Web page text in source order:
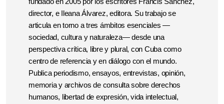
director, e Ileana Álvarez, editora. Su trabajo se
articula en torno a tres ámbitos esenciales —
sociedad, cultura y naturaleza— desde una
perspectiva crítica, libre y plural, con Cuba como
centro de referencia y en diálogo con el mundo.
Publica periodismo, ensayos, entrevistas, opinión,
memoria y archivos de consulta sobre derechos
humanos, libertad de expresión, vida intelectual,